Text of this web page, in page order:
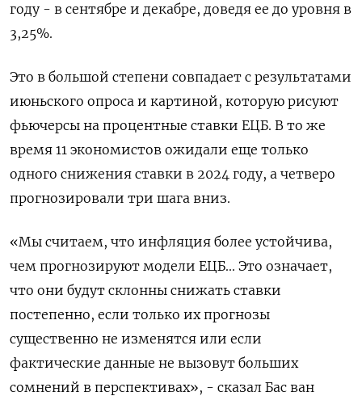
году - в сентябре и декабре, доведя ее до уровня в
3,25%.
Это в большой степени совпадает с результатами
июньского опроса и картиной, которую рисуют
фьючерсы на процентные ставки ЕЦБ. В то же
время 11 экономистов ожидали еще только
одного снижения ставки в 2024 году, а четверо
прогнозировали три шага вниз.
«Мы считаем, что инфляция более устойчива,
чем прогнозируют модели ЕЦБ... Это означает,
что они будут склонны снижать ставки
постепенно, если только их прогнозы
существенно не изменятся или если
фактические данные не вызовут больших
сомнений в перспективах», - сказал Бас ван